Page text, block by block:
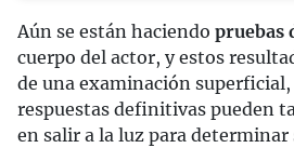
Aún se están haciendo pruebas
cuerpo del actor, y estos
de una examinación
respuestas definitivas pueden
en salir a la luz para